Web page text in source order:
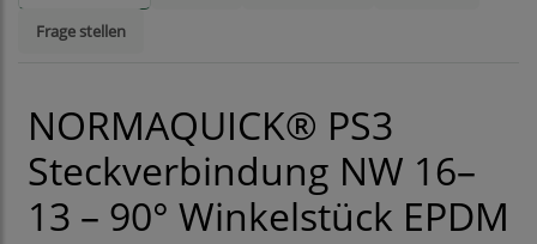
Frage stellen
NORMAQUICK® PS3
Steckverbindung NW 16–
13 – 90° Winkelstück EPDM